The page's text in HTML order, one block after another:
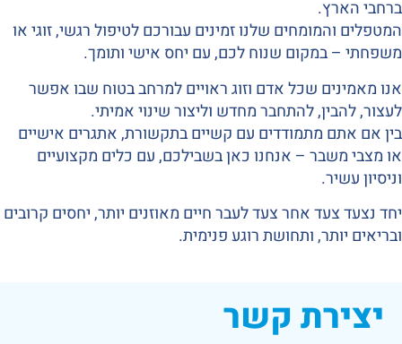
ברחבי הארץ.
המטפלים והמומחים שלנו זמינים עבורכם לטיפול רגשי, זוגי או
משפחתי – במקום שנוח לכם, עם יחס אישי ותומך.
אנו מאמינים שכל אדם וזוג ראויים למרחב בטוח שבו אפשר
לעצור, להבין, להתחבר מחדש וליצור שינוי אמיתי.
בין אם אתם מתמודדים עם קשיים בתקשורת, אתגרים אישיים
או מצבי משבר – אנחנו כאן בשבילכם, עם כלים מקצועיים
וניסיון עשיר.
יחד נצעד צעד אחר צעד לעבר חיים מאוזנים יותר, יחסים קרובים
ובריאים יותר, ותחושת רוגע פנימית.
יצירת קשר